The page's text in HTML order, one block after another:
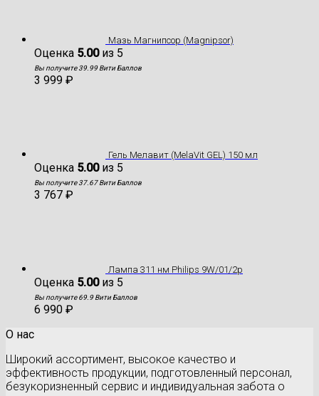
Мазь Магнипсор (Magnipsor)
Оценка 5.00из 5
Вы получите 39.99 Вити Баллов
3 999 ₽
Гель Мелавит (MelaVit GEL) 150 мл
Оценка 5.00из 5
Вы получите 37.67 Вити Баллов
3 767 ₽
Лампа 311 нм Philips 9W/01/2p
Оценка 5.00из 5
Вы получите 69.9 Вити Баллов
6 990 ₽
О нас
Широкий ассортимент, высокое качество и
эффективность продукции, подготовленный персонал,
безукоризненный сервис и индивидуальная забота о